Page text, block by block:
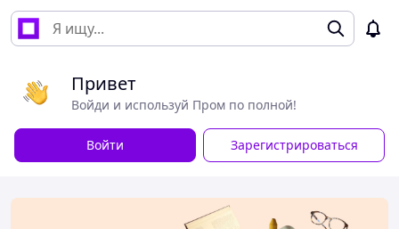
Привет
Войди и используй Пром по полной!
Войти Зарегистрироваться